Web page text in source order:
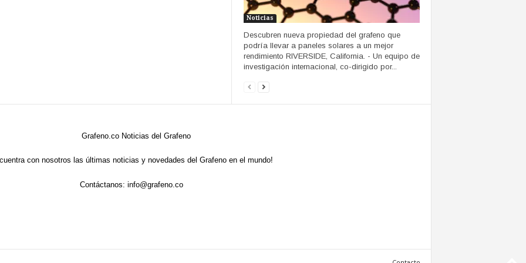
Noticias
Descubren nueva propiedad del grafeno que
podría llevar a paneles solares a un mejor
rendimiento RIVERSIDE, California. - Un equipo de
investigación internacional, co-dirigido por...
con nosotros las últimas noticias y novedades del Grafeno en el mundo!
Contáctanos: info@grafeno.co